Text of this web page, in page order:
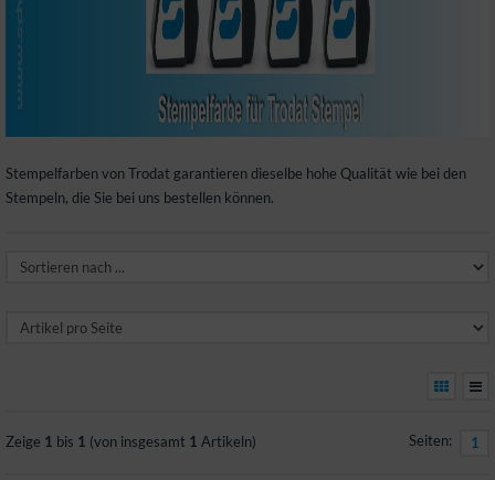
Stempelfarben von Trodat garantieren dieselbe hohe Qualität wie bei den
Stempeln, die Sie bei uns bestellen können.
Zeige 1 bis 1 (von insgesamt 1 Artikeln) Seiten: 1